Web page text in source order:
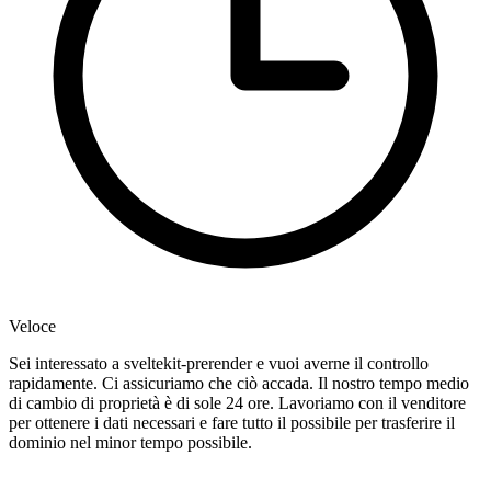
Veloce
Sei interessato a sveltekit-prerender e vuoi averne il controllo
rapidamente. Ci assicuriamo che ciò accada. Il nostro tempo medio
di cambio di proprietà è di sole 24 ore. Lavoriamo con il venditore
per ottenere i dati necessari e fare tutto il possibile per trasferire il
dominio nel minor tempo possibile.